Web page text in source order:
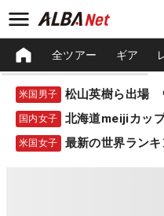
全ツアー ギア
米国男子 松山英樹ら出場
国内女子 北海道meijiカッ
米国女子 最新の世界ラン